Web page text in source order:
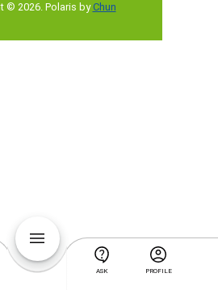
ASK PROFILE
© 2026. Polaris by Chun